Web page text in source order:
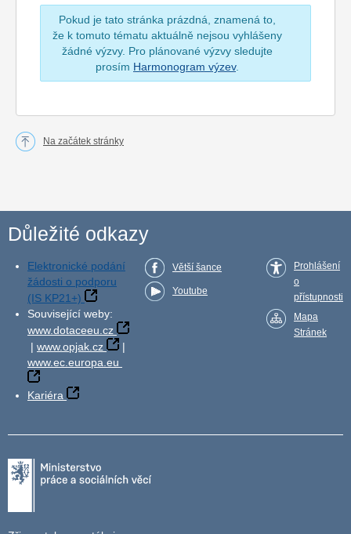
Pokud je tato stránka prázdná, znamená to,
že k tomuto tématu aktuálně nejsou vyhlášeny
žádné výzvy. Pro plánované výzvy sledujte
prosím Harmonogram výzev.
Na začátek stránky
Důležité odkazy
Elektronické podání
žádosti o podporu
(IS KP21+)
Související weby:
www.dotaceeu.cz
| www.opjak.cz
|
www.ec.europa.eu
Kariéra
Větší šance
Youtube
Prohlášení
o
přístupnosti
Mapa
Stránek